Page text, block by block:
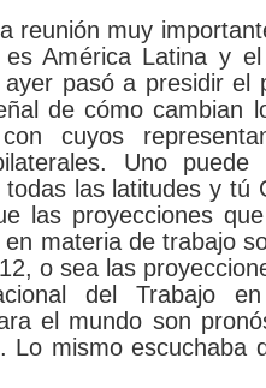
reunión muy
América Latina y
pasó a presidir el
de cómo cambian
cuyos
Uno puede
las latitudes y tú
las proyecciones
materia de trabajo
o sea las
del Trabajo
el mundo son
Lo mismo escuchaba